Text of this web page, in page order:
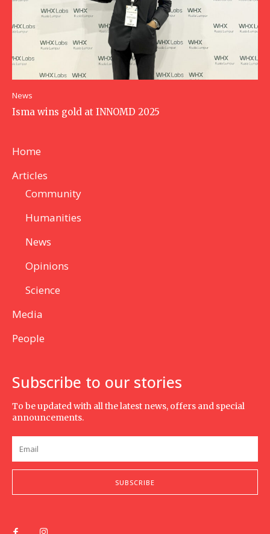
News
Isma wins gold at INNOMD 2025
Home
Articles
Community
Humanities
News
Opinions
Science
Media
People
Subscribe to our stories
To be updated with all the latest news, offers and special
announcements.
SUBSCRIBE